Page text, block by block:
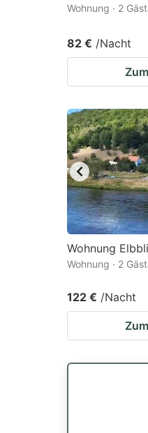
Wohnung · 2
82 € /Nacht
Wohnung
Wohnung · 2
122 € /Nacht